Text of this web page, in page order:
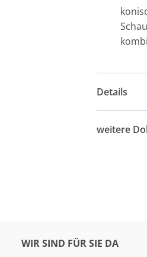
Details
weitere
WIR SIND FÜR SIE DA